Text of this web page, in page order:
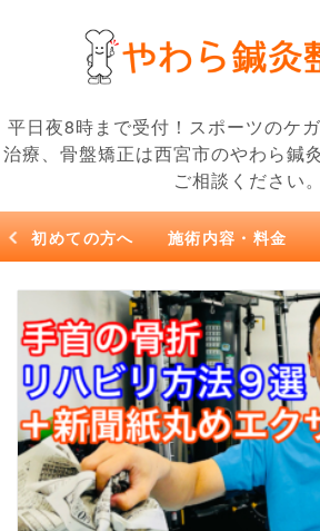
平日夜8時まで受付！スポーツのケ
治療、骨盤矯正は西宮市のやわら鍼
ご相談ください。
初めての方へ 施術内容・料金